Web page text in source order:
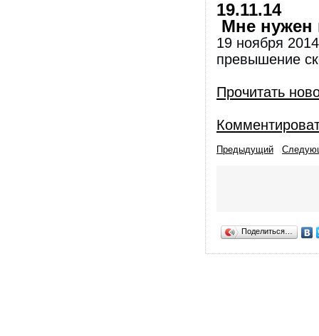
19.11.14
Мне нужен
19 ноября
превышение
Прочитать
Предыдущий
Поделиться…